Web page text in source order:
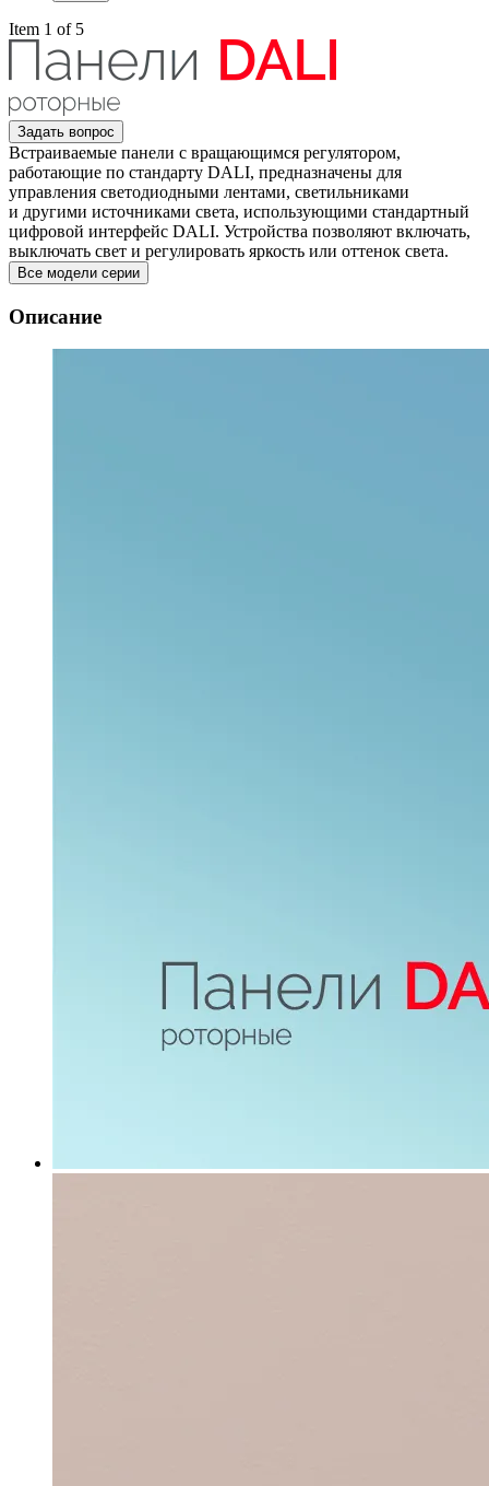
Item 1 of 5
Задать вопрос
Встраиваемые панели с вращающимся регулятором,
работающие по стандарту DALI, предназначены для
управления светодиодными лентами, светильниками
и другими источниками света, использующими стандартный
цифровой интерфейс DALI. Устройства позволяют включать,
выключать свет и регулировать яркость или оттенок света.
Все модели серии
Описание